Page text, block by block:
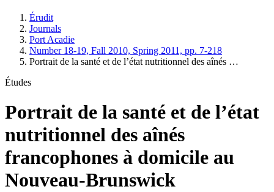
Érudit
Journals
Port Acadie
Number 18-19, Fall 2010, Spring 2011, pp. 7-218
Portrait de la santé et de l’état nutritionnel des aînés …
Études
Portrait de la santé et de l’état
nutritionnel des aînés
francophones à domicile au
Nouveau-Brunswick